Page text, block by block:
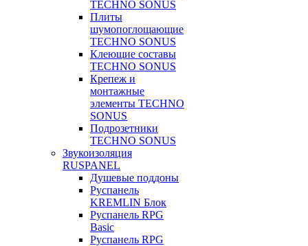
TECHNO SONUS
Плиты
шумопоглощающие
TECHNO SONUS
Клеющие составы
TECHNO SONUS
Крепеж и
монтажные
элементы TECHNO
SONUS
Подрозетники
TECHNO SONUS
Звукоизоляция
RUSPANEL
Душевые поддоны
Руспанель
KREMLIN Блок
Руспанель RPG
Basic
Руспанель RPG